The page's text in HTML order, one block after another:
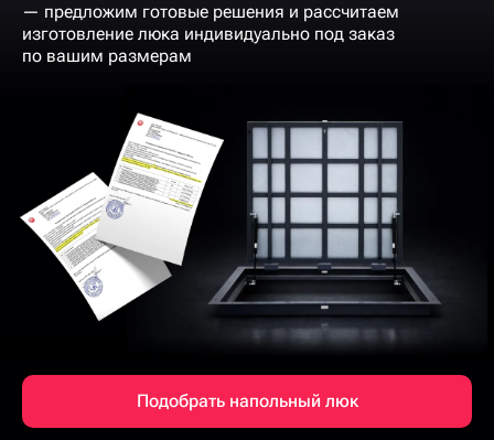
— предложим готовые решения и рассчитаем
изготовление люка индивидуально под заказ
по вашим размерам
Подобрать напольный люк